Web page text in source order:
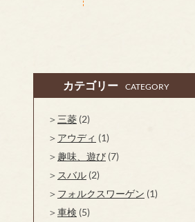
カテゴリー CATEGORY
三菱 (2)
アウディ (1)
趣味、遊び (7)
スバル (2)
フォルクスワーゲン (1)
車検 (5)